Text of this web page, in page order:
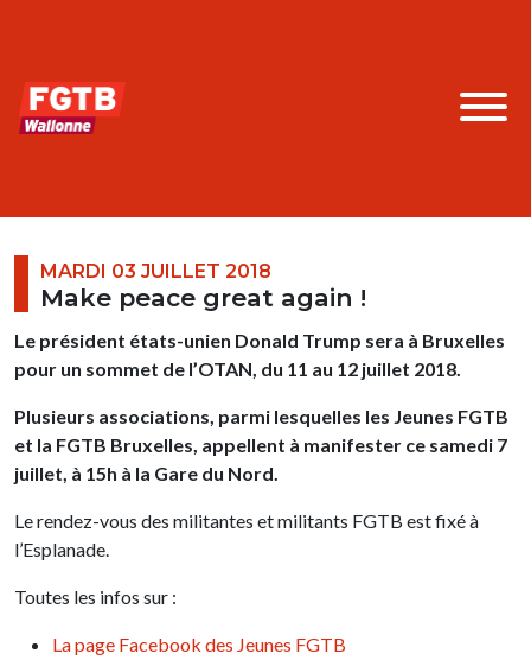
MARDI 03 JUILLET 2018
Make peace great again !
Le président états-unien Donald Trump sera à Bruxelles
pour un sommet de l’OTAN, du 11 au 12 juillet 2018.
Plusieurs associations, parmi lesquelles les Jeunes FGTB
et la FGTB Bruxelles, appellent à manifester ce samedi 7
juillet, à 15h à la Gare du Nord.
Le rendez-vous des militantes et militants FGTB est fixé à
l’Esplanade.
Toutes les infos sur :
La page Facebook des Jeunes FGTB